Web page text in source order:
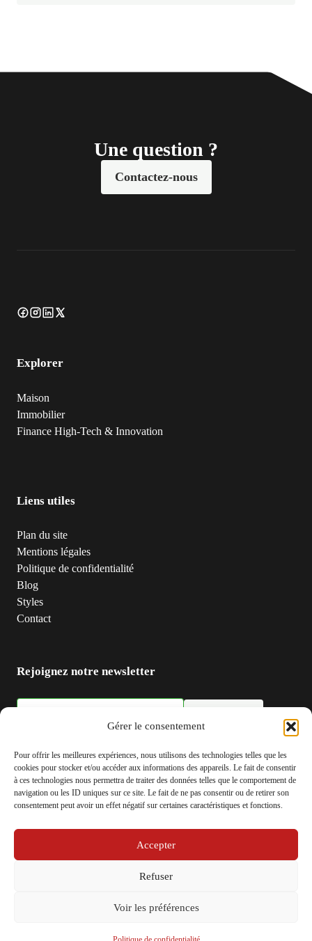
Gérer le consentement
Pour offrir les meilleures expériences, nous utilisons des technologies telles que les
cookies pour stocker et/ou accéder aux informations des appareils. Le fait de consentir
à ces technologies nous permettra de traiter des données telles que le comportement de
navigation ou les ID uniques sur ce site. Le fait de ne pas consentir ou de retirer son
consentement peut avoir un effet négatif sur certaines caractéristiques et fonctions.
Accepter
Refuser
Voir les préférences
Une question ?
Contactez-nous
Explorer
Maison
Immobilier
Finance High-Tech & Innovation
Liens utiles
Plan du site
Mentions légales
Politique de confidentialité
Blog
Styles
Contact
Rejoignez notre newsletter